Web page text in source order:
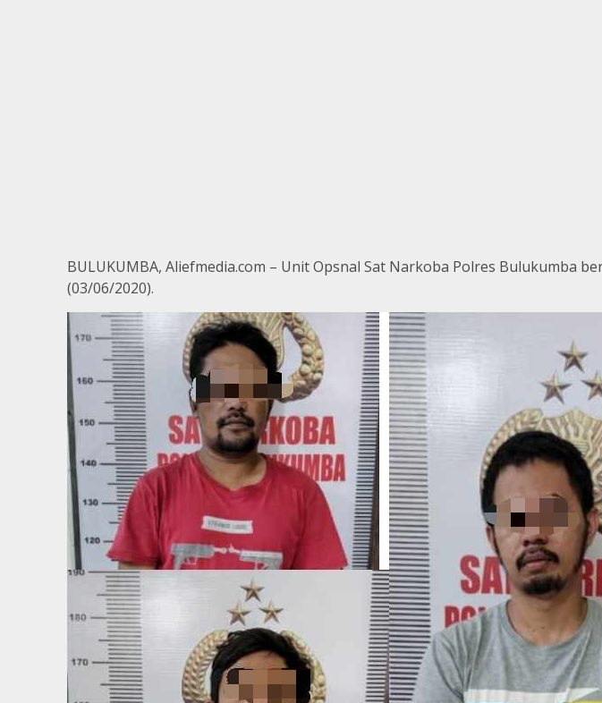
BULUKUMBA, Aliefmedia.com – Unit Opsnal Sat Narkoba Polres Bulukumba
(03/06/2020).